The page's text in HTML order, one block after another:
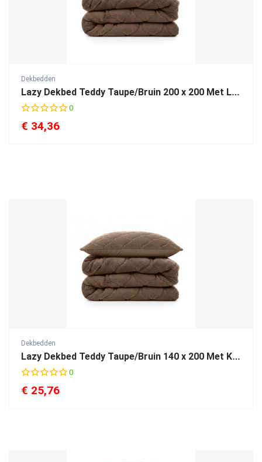
Dekbedden
Lazy Dekbed Teddy Taupe/Bruin 200 x 200 Met Luxe Kussenslopen
0
€ 34,36
Dekbedden
Lazy Dekbed Teddy Taupe/Bruin 140 x 200 Met Kussensloop
0
€ 25,76